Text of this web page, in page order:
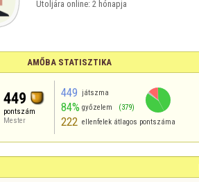
Utoljára online: 2 hónapja
AMŐBA STATISZTIKA
449
pontszám
Mester
449 játszma
84% győzelem (379)
222 ellenfelek átlagos pontszáma